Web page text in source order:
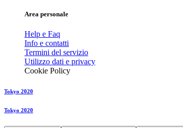
Area personale
Help e Faq
Info e contatti
Termini del servizio
Utilizzo dati e privacy
Cookie Policy
Tokyo 2020
Tokyo 2020